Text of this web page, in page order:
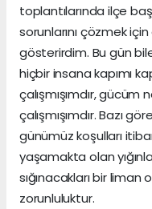
toplantılarında ilçe
sorunlarını çözmek
gösterirdim. Bu gün
hiçbir insana kapımı
çalışmışımdır,
çalışmışımdır. Bazı
günümüz koşulları
yaşamakta olan
sığınacakları bir
zorunluluktur.